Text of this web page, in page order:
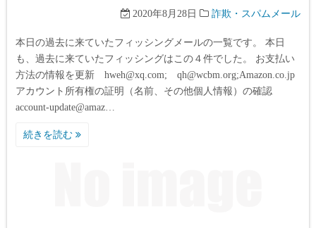
2020年8月28日 詐欺・スパムメール
本日の過去に来ていたフィッシングメールの一覧です。 本日
も、過去に来ていたフィッシングはこの４件でした。 お支払い
方法の情報を更新 hweh@xq.com; qh@wcbm.org;Amazon.co.jp
アカウント所有権の証明（名前、その他個人情報）の確認
account-update@amaz…
続きを読む